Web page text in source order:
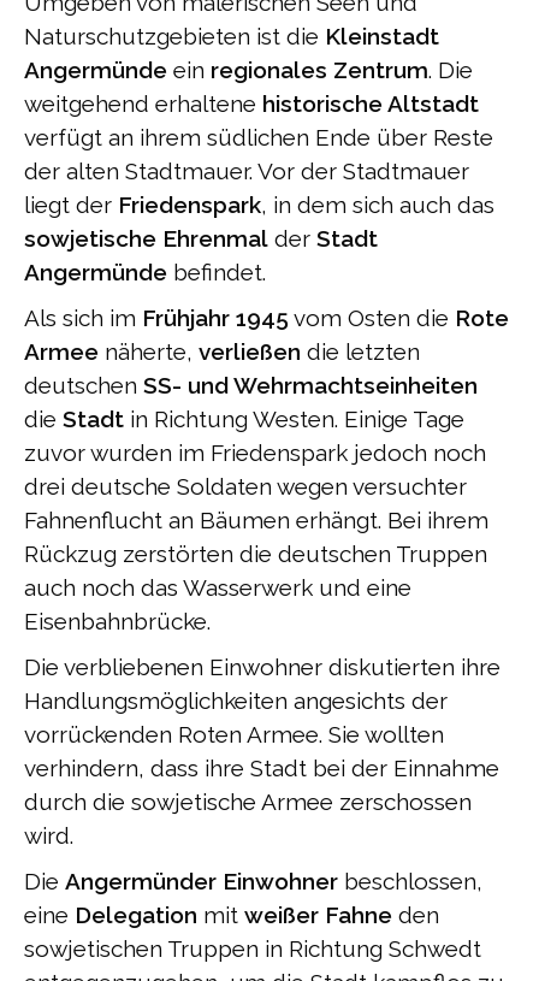
Naturschutzgebieten ist die Kleinstadt
Angermünde ein regionales Zentrum. Die
weitgehend erhaltene historische Altstadt
verfügt an ihrem südlichen Ende über Reste
der alten Stadtmauer. Vor der Stadtmauer
liegt der Friedenspark, in dem sich auch das
sowjetische Ehrenmal der Stadt
Angermünde befindet.
Als sich im Frühjahr 1945vom Osten die Rote
Armee näherte, verließen die letzten
deutschen SS- und Wehrmachtseinheiten
die Stadt in Richtung Westen. Einige Tage
zuvor wurden im Friedenspark jedoch noch
drei deutsche Soldaten wegen versuchter
Fahnenflucht an Bäumen erhängt. Bei ihrem
Rückzug zerstörten die deutschen Truppen
auch noch das Wasserwerk und eine
Eisenbahnbrücke.
Die verbliebenen Einwohner diskutierten ihre
Handlungsmöglichkeiten angesichts der
vorrückenden Roten Armee. Sie wollten
verhindern, dass ihre Stadt bei der Einnahme
durch die sowjetische Armee zerschossen
wird.
Die Angermünder Einwohner beschlossen,
eine Delegation mit weißer Fahne den
sowjetischen Truppen in Richtung Schwedt